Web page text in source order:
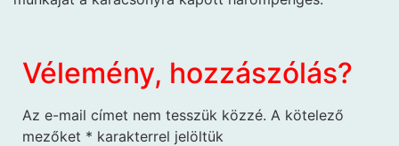
Vélemény, hozzászólás?
Az e-mail címet nem tesszük közzé. A kötelező
mezőket * karakterrel jelöltük